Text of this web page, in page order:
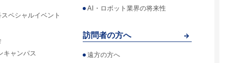
ペシャルイベント
キャンパス
AI・ロボット業界の将来性
訪問者の方へ
遠方の方へ